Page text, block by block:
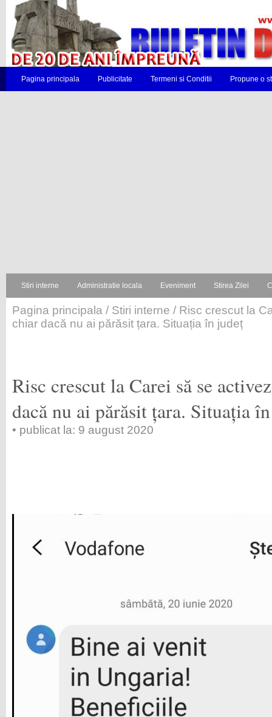
Pagina principala Publicitate Termeni si Conditii Propune o
Stiri interne Administratie locala Eveniment Stirea Zilei
Pagina principala / Stiri interne / Risc crescut la
chiar dacă nu ai părăsit țara. Situația în județ
Risc crescut la Carei să se
dacă nu ai părăsit țara. Situația
• publicat la: 9 august 2020